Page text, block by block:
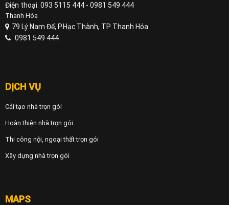
Điện thoại: 093 5115 444 - 0981 549 444
Thanh Hóa
79 Lý Nam Đế, P.Hạc Thành, TP Thanh Hóa
0981 549 444
DỊCH VỤ
Cải tạo nhà trọn gói
Hoàn thiện nhà trọn gói
Thi công nội, ngoại thất trọn gói
Xây dựng nhà trọn gói
MAPS